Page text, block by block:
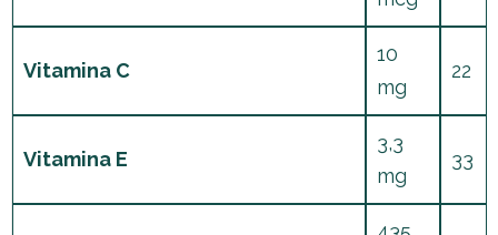
Vitamina C
10
mg
22
Vitamina E
3,3
mg
33